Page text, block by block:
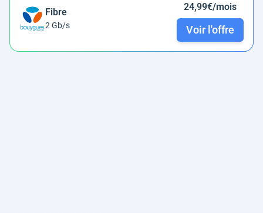
Fibre
2 Gb/s
24,99€/mois
Voir l'offre